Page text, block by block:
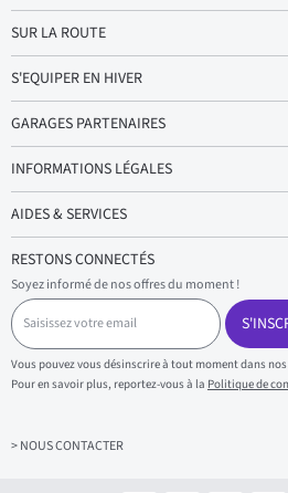
SUR LA ROUTE
S'EQUIPER EN HIVER
GARAGES PARTENAIRES
INFORMATIONS LÉGALES
AIDES & SERVICES
RESTONS CONNECTÉS
Soyez informé de nos offres du moment !
S
a
i
s
i
s
z
Vous pouvez vous désinscrire à tout moment dans
Pour en savoir plus, reportez-vous à la Politique de
> NOUS CONTACTER